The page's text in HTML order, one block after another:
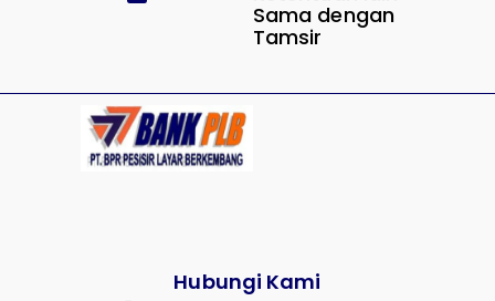
Sama dengan
Tamsir
Hubungi Kami